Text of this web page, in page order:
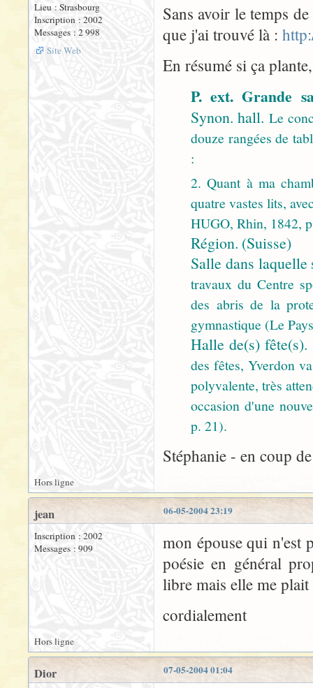
Lieu : Strasbourg
Inscription : 2002
Messages : 2 998
Site Web
Sans avoir le temps
que j'ai trouvé là :
En résumé si ça
P. ext. Grande
Synon. hall. Le
douze rangées de
:
2. Quant à ma
quatre vastes lits,
HUGO, Rhin, 1842,
Région. (Suisse)
Salle dans
travaux du Centre
des abris de la
gymnastique (Le
Halle de(s) fête(s).
des fêtes, Yverdon
polyvalente, très
occasion d'une
p. 21).
Stéphanie - en coup
Hors ligne
06-05-2004 23:19
jean
Inscription : 2002
Messages : 909
mon épouse qui n'est
poésie en général
libre mais elle me plait
cordialement
Hors ligne
07-05-2004 01:04
Dior